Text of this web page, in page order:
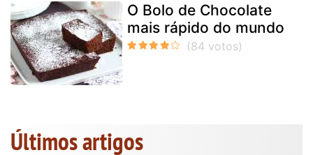
O Bolo de Chocolate
mais rápido do mundo
Últimos artigos